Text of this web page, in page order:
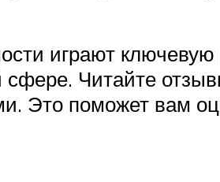
играют
сфере. Читайте
Это поможет вам